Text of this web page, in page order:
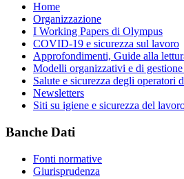
Home
Organizzazione
I Working Papers di Olympus
COVID-19 e sicurezza sul lavoro
Approfondimenti, Guide alla
Modelli organizzativi e di
Salute e sicurezza degli operatori
Newsletters
Siti su igiene e sicurezza del
Banche Dati
Fonti normative
Giurisprudenza